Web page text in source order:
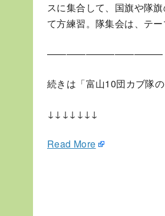
スに集合して、国旗や隊
て方練習。隊集会は、テ
————————————
続きは「富山10団カブ隊
↓↓↓↓↓↓↓
Read More